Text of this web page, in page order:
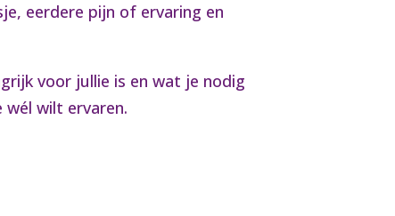
eerdere pijn of ervaring en
voor jullie is en wat je nodig
wilt ervaren.